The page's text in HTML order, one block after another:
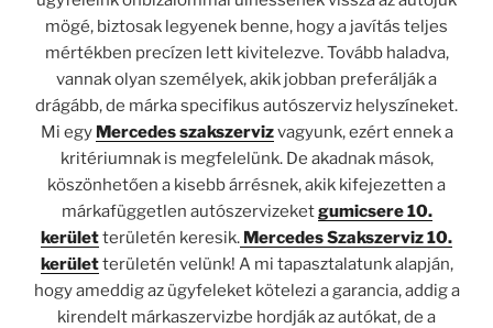
mögé, biztosak legyenek benne, hogy a javítás teljes
mértékben precízen lett kivitelezve. Tovább haladva,
vannak olyan személyek, akik jobban preferálják a
drágább, de márka specifikus autószerviz helyszíneket.
Mi egy Mercedes szakszervizvagyunk, ezért ennek a
kritériumnak is megfelelünk. De akadnak mások,
köszönhetően a kisebb árrésnek, akik kifejezetten a
márkafüggetlen autószervizeketgumicsere 10.
kerületterületén keresik. Mercedes Szakszerviz 10.
kerületterületén velünk! A mi tapasztalatunk alapján,
hogy ameddig az ügyfeleket kötelezi a garancia, addig a
kirendelt márkaszervizbe hordják az autókat, de a